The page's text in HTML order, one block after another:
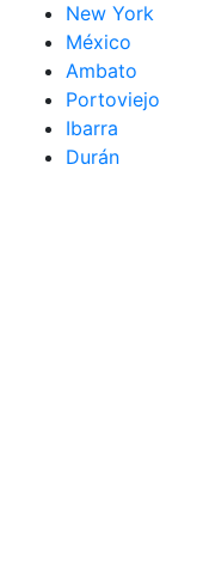
New York
México
Ambato
Portoviejo
Ibarra
Durán